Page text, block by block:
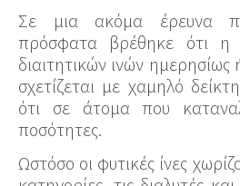
Σε μια ακόμα έρευνα
πρόσφατα βρέθηκε ότι η
διαιτητικών ινών
σχετίζεται με χαμηλό
ότι σε άτομα που
ποσότητες.
Ωστόσο οι φυτικές ίνες